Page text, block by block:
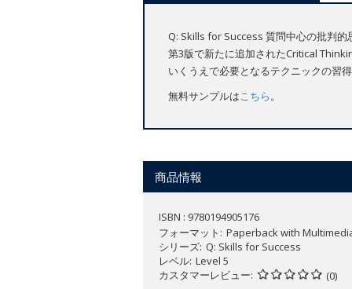
Q: Skills for Success 質問中心の批判
第3版で新たに追加されたCritical
いくうえで必要となるテクニックの習
無料サンプルはこちら。
商品情報
ISBN : 9780194905176
フォーマット
Paperback with
シリーズ Q: Skills for Success
レベル Level 5
カスタマーレビュー
(0)